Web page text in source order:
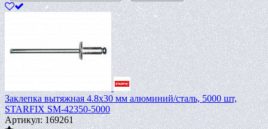
Заклепка вытяжная 4.8х30 мм алюминий/сталь, 5000 шт,
STARFIX SM-42350-5000
Артикул: 169261